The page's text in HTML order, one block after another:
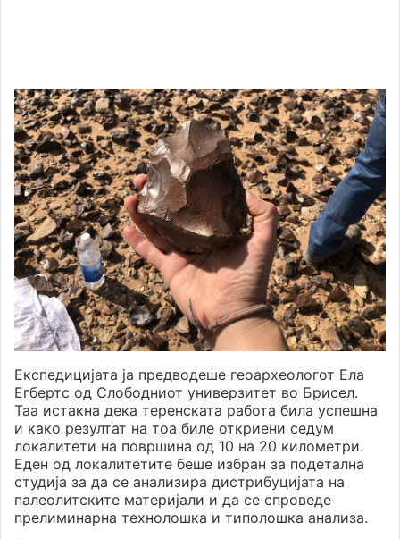
Експедицијата ја предводеше геоархеологот Ела
Егбертс од Слободниот универзитет во Брисел.
Таа истакна дека теренската работа била успешна
и како резултат на тоа биле откриени седум
локалитети на површина од 10 на 20 километри.
Еден од локалитетите беше избран за подетална
студија за да се анализира дистрибуцијата на
палеолитските материјали и да се спроведе
прелиминарна технолошка и типолошка анализа.